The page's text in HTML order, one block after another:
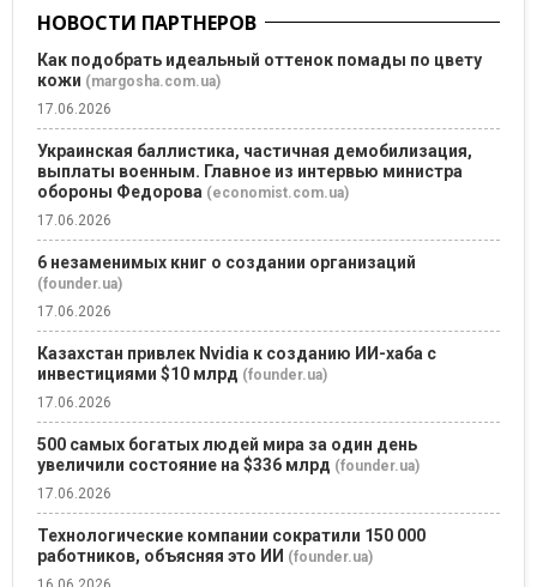
НОВОСТИ ПАРТНЕРОВ
Как подобрать идеальный оттенок помады по цвету
кожи (margosha.com.ua)
17.06.2026
Украинская баллистика, частичная демобилизация,
выплаты военным. Главное из интервью министра
обороны Федорова (economist.com.ua)
17.06.2026
6 незаменимых книг о создании организаций
(founder.ua)
17.06.2026
Казахстан привлек Nvidia к созданию ИИ-хаба с
инвестициями $10 млрд (founder.ua)
17.06.2026
500 самых богатых людей мира за один день
увеличили состояние на $336 млрд (founder.ua)
17.06.2026
Технологические компании сократили 150 000
работников, объясняя это ИИ (founder.ua)